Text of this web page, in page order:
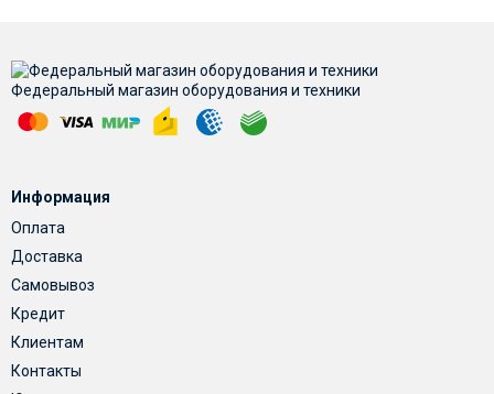
Федеральный магазин оборудования и техники
Информация
Оплата
Доставка
Самовывоз
Кредит
Клиентам
Контакты